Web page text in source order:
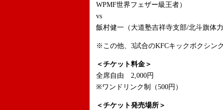
WPMF世界フェザー級王者）
vs
飯村健一（大道塾吉祥寺支部/北斗旗体
※この他、3試合のKFCキックボクシン
＜チケット料金＞
全席自由 2,000円
※ワンドリンク制（500円）
＜チケット発売場所＞